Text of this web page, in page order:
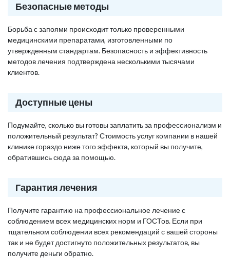
Безопасные методы
Борьба с запоями происходит только проверенными
медицинскими препаратами, изготовленными по
утвержденным стандартам. Безопасность и эффективность
методов лечения подтверждена несколькими тысячами
клиентов.
Доступные цены
Подумайте, сколько вы готовы заплатить за профессионализм и
положительный результат? Стоимость услуг компании в нашей
клинике гораздо ниже того эффекта, который вы получите,
обратившись сюда за помощью.
Гарантия лечения
Получите гарантию на профессиональное лечение с
соблюдением всех медицинских норм и ГОСТов. Если при
тщательном соблюдении всех рекомендаций с вашей стороны
так и не будет достигнуто положительных результатов, вы
получите деньги обратно.